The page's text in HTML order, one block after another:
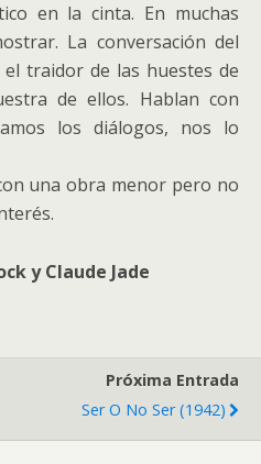
en la cinta. En muchas
La conversación del
traidor de las huestes de
de ellos. Hablan con
los diálogos, nos lo
una obra menor pero no
y Claude Jade
Próxima Entrada
Ser O No Ser (1942)